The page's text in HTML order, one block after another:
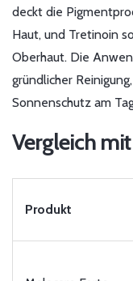
deckt die
Haut, und Tretinoin
Oberhaut. Die
gründlicher
Sonnenschutz am
Vergleich
Produkt